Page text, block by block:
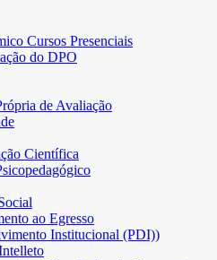
Cursos Presenciais
do DPO
de Avaliação
Científica
ao Egresso
Institucional (PDI))